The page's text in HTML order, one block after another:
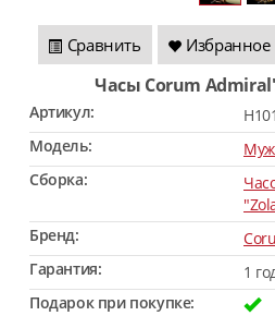
Сравнить Избранное
Часы Corum
Артикул:
Модель:
Сборка:
Бренд:
Гарантия:
1
Подарок при покупке: